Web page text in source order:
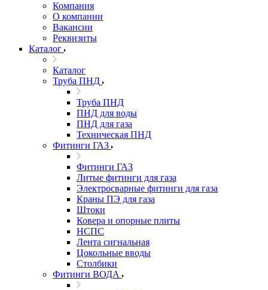
Компания
О компании
Вакансии
Реквизиты
Каталог
Каталог
Труба ПНД
Труба ПНД
ПНД для воды
ПНД для газа
Техническая ПНД
Фитинги ГАЗ
Фитинги ГАЗ
Литые фитинги для газа
Электросварные фитинги для газа
Краны ПЭ для газа
Штоки
Ковера и опорные плиты
НСПС
Лента сигнальная
Цокольные вводы
Столбики
Фитинги ВОДА